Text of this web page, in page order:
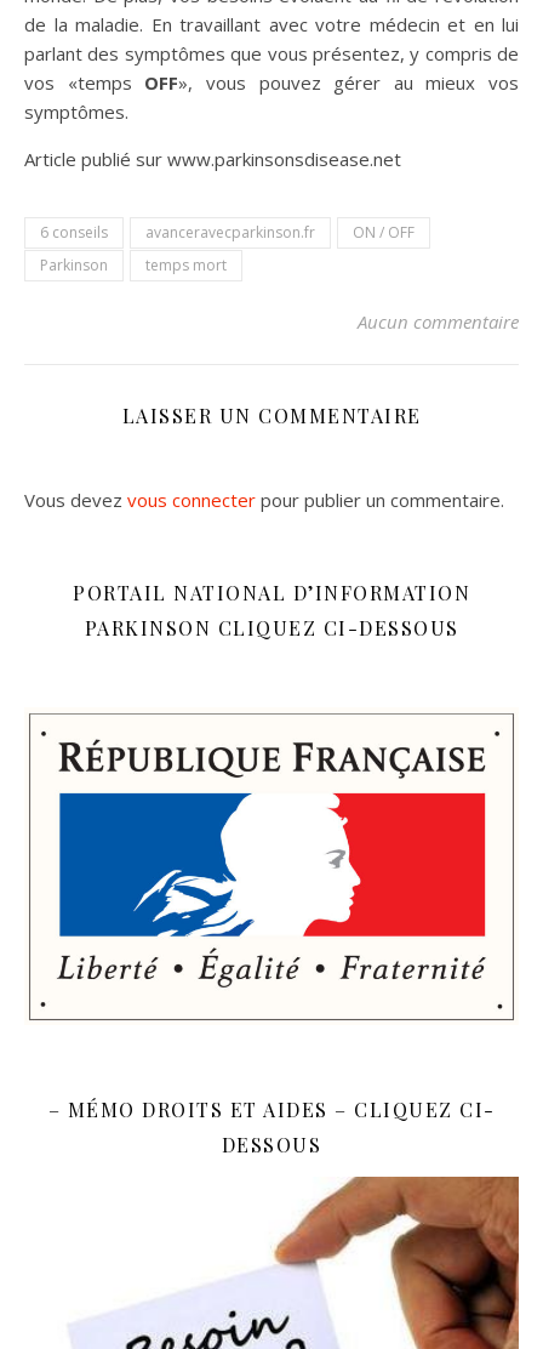
de la maladie. En travaillant avec votre médecin et en lui
parlant des symptômes que vous présentez, y compris de
vos «temps OFF», vous pouvez gérer au mieux vos
symptômes.
Article publié sur www.parkinsonsdisease.net
6 conseils avanceravecparkinson.fr
ON / OFF
Parkinson
temps mort
Aucun commentaire
LAISSER UN COMMENTAIRE
Vous devez vous connecter pour publier un commentaire.
PORTAIL NATIONAL D’INFORMATION
PARKINSON CLIQUEZ CI-DESSOUS
– MÉMO DROITS ET AIDES – CLIQUEZ CI-
DESSOUS